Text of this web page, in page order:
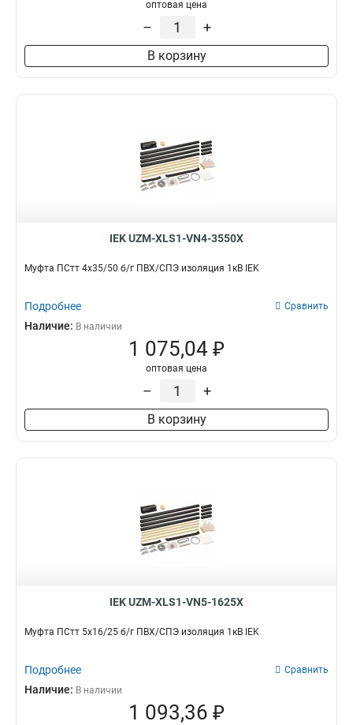
оптовая цена
– +
В корзину
IEK UZM-XLS1-VN4-3550X
Муфта ПСтт 4х35/50 б/г ПВХ/СПЭ изоляция 1кВ IEK
Подробнее Сравнить
Наличие: В наличии
1 075,04 ₽
оптовая цена
– +
В корзину
IEK UZM-XLS1-VN5-1625X
Муфта ПСтт 5х16/25 б/г ПВХ/СПЭ изоляция 1кВ IEK
Подробнее Сравнить
Наличие: В наличии
1 093,36 ₽